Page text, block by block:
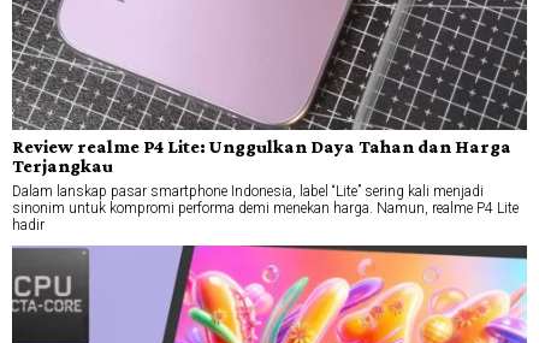
Review realme P4 Lite: Unggulkan Daya Tahan dan Harga
Terjangkau
Dalam lanskap pasar smartphone Indonesia, label “Lite” sering kali menjadi
sinonim untuk kompromi performa demi menekan harga. Namun, realme P4 Lite
hadir